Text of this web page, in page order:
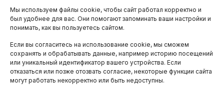
Мы используем файлы cookie, чтобы сайт работал корректно и
был удобнее для вас. Они помогают запоминать ваши настройки и
понимать, как вы пользуетесь сайтом.
Если вы согласитесь на использование cookie, мы сможем
сохранять и обрабатывать данные, например историю посещений
или уникальный идентификатор вашего устройства. Если
отказаться или позже отозвать согласие, некоторые функции сайта
могут работать некорректно или быть недоступны.
АНАЛИТИКА И СТАТИСТИКА
ARTICLES IN ENGLISH
НАВИГАЦИЯ